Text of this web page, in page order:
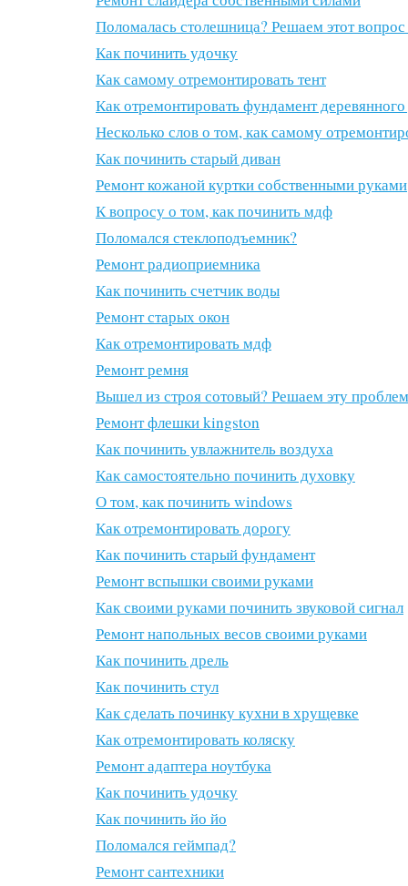
Поломалась столешница? Решаем этот
Как починить удочку
Как самому отремонтировать тент
Как отремонтировать фундамент
Несколько слов о том, как самому
Как починить старый диван
Ремонт кожаной куртки собственными руками
К вопросу о том, как починить мдф
Поломался стеклоподъемник?
Ремонт радиоприемника
Как починить счетчик воды
Ремонт старых окон
Как отремонтировать мдф
Ремонт ремня
Вышел из строя сотовый? Решаем эту
Ремонт флешки kingston
Как починить увлажнитель воздуха
Как самостоятельно починить духовку
О том, как починить windows
Как отремонтировать дорогу
Как починить старый фундамент
Ремонт вспышки своими руками
Как своими руками починить звуковой сигнал
Ремонт напольных весов своими руками
Как починить дрель
Как починить стул
Как сделать починку кухни в хрущевке
Как отремонтировать коляску
Ремонт адаптера ноутбука
Как починить удочку
Как починить йо йо
Поломался геймпад?
Ремонт сантехники